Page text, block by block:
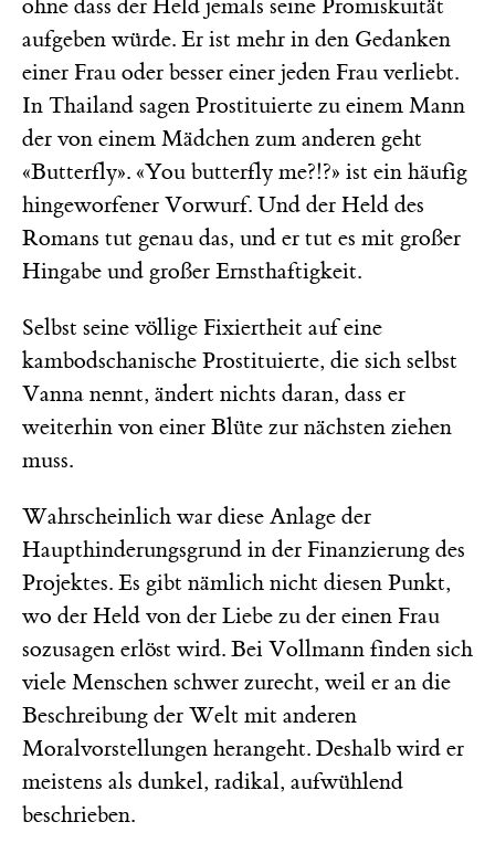
ohne dass der Held jemals seine Promiskuität
aufgeben würde. Er ist mehr in den Gedanken
einer Frau oder besser einer jeden Frau verliebt.
In Thailand sagen Prostituierte zu einem Mann
der von einem Mädchen zum anderen geht
«Butterfly». «You butterfly me?!?» ist ein häufig
hingeworfener Vorwurf. Und der Held des
Romans tut genau das, und er tut es mit großer
Hingabe und großer Ernsthaftigkeit.
Selbst seine völlige Fixiertheit auf eine
kambodschanische Prostituierte, die sich selbst
Vanna nennt, ändert nichts daran, dass er
weiterhin von einer Blüte zur nächsten ziehen
muss.
Wahrscheinlich war diese Anlage der
Haupthinderungsgrund in der Finanzierung des
Projektes. Es gibt nämlich nicht diesen Punkt,
wo der Held von der Liebe zu der einen Frau
sozusagen erlöst wird. Bei Vollmann finden sich
viele Menschen schwer zurecht, weil er an die
Beschreibung der Welt mit anderen
Moralvorstellungen herangeht. Deshalb wird er
meistens als dunkel, radikal, aufwühlend
beschrieben.